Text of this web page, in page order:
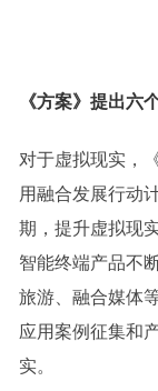
《方案》提出六
对于虚拟现实，
用融合发展行动
期，提升虚拟现
智能终端产品不
旅游、融合媒体
应用案例征集和
实。